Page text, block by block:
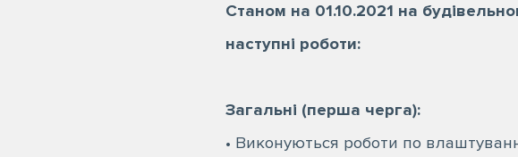
Станом на 01.10.2021 на
наступні роботи:
Загальні (перша черга):
• Виконуються роботи по